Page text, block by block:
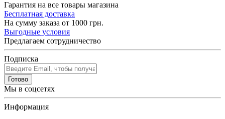
Гарантия на все товары магазина
Бесплатная доставка
На сумму заказа от 1000 грн.
Выгодные условия
Предлагаем сотрудничество
Подписка
Готово
Мы в соцсетях
Информация